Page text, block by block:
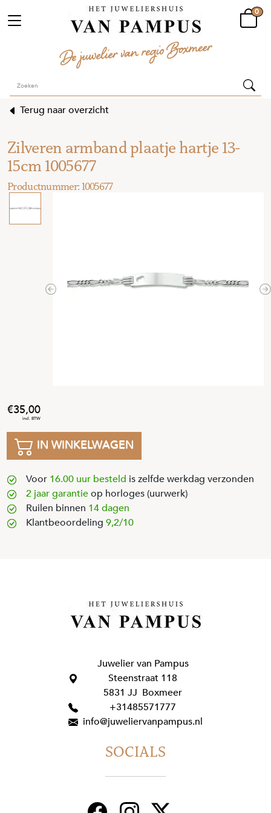
0
Terug naar overzicht
Zilveren armband plaatje hartje 13-
15cm 1005677
Previous
35,00
IN WINKELWAGEN
Voor 16.00 uur besteld is zelfde werkdag verzonden
2 jaar garantieop horloges (uurwerk)
Ruilen binnen 14 dagen
Klantbeoordeling 9,2/10
Juwelier van Pampus
Steenstraat 118
5831 JJ Boxmeer
+31485571777
info@juweliervanpampus.nl
SOCIALS